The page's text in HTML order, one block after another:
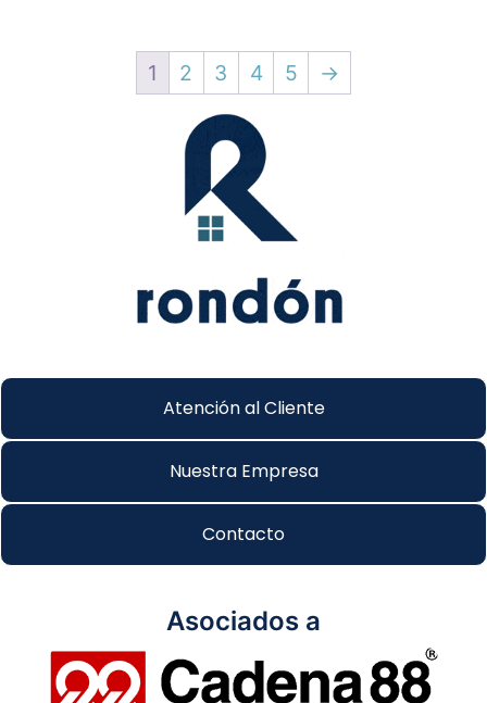
1 2 3 4 5 →
Atención al Cliente
Nuestra Empresa
Contacto
Asociados a